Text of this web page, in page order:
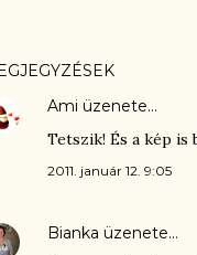
Ami üzenete…
Tetszik! És a kép is
2011. január 12. 9:05
Bianka üzenete…